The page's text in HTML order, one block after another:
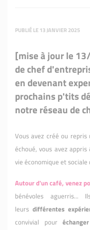
PUBLIÉ LE 13 JANVIER 2025
[mise à jour le
de chef
en devenant
prochains p'tits
notre réseau de
Vous avez créé ou repris
échoué, vous avez
vie économique et
Autour d'un café, venez
bénévoles
leurs différentes
convivial pour